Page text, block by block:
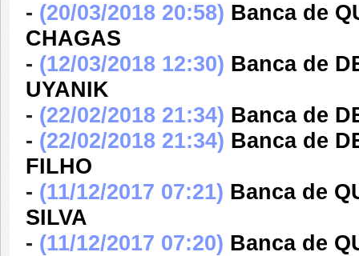
- (20/03/2018 20:58) Banca de
CHAGAS
- (12/03/2018 12:30) Banca de
UYANIK
- (22/02/2018 21:34) Banca de
- (22/02/2018 21:34) Banca de
FILHO
- (11/12/2017 07:21) Banca de
SILVA
- (11/12/2017 07:20) Banca de